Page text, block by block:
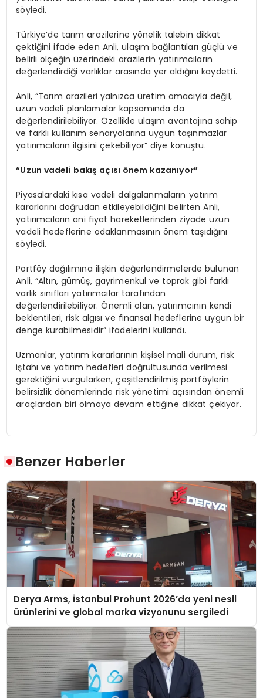
söyledi.
Türkiye’de tarım arazilerine yönelik talebin dikkat
çektiğini ifade eden Anli, ulaşım bağlantıları güçlü ve
belirli ölçeğin üzerindeki arazilerin yatırımcıların
değerlendirdiği varlıklar arasında yer aldığını kaydetti.
Anli, “Tarım arazileri yalnızca üretim amacıyla değil,
uzun vadeli planlamalar kapsamında da
değerlendirilebiliyor. Özellikle ulaşım avantajına sahip
ve farklı kullanım senaryolarına uygun taşınmazlar
yatırımcıların ilgisini çekebiliyor” diye konuştu.
“Uzun vadeli bakış açısı önem kazanıyor”
Piyasalardaki kısa vadeli dalgalanmaların yatırım
kararlarını doğrudan etkileyebildiğini belirten Anli,
yatırımcıların ani fiyat hareketlerinden ziyade uzun
vadeli hedeflerine odaklanmasının önem taşıdığını
söyledi.
Portföy dağılımına ilişkin değerlendirmelerde bulunan
Anli, “Altın, gümüş, gayrimenkul ve toprak gibi farklı
varlık sınıfları yatırımcılar tarafından
değerlendirilebiliyor. Önemli olan, yatırımcının kendi
beklentileri, risk algısı ve finansal hedeflerine uygun bir
denge kurabilmesidir” ifadelerini kullandı.
Uzmanlar, yatırım kararlarının kişisel mali durum, risk
iştahı ve yatırım hedefleri doğrultusunda verilmesi
gerektiğini vurgularken, çeşitlendirilmiş portföylerin
belirsizlik dönemlerinde risk yönetimi açısından önemli
araçlardan biri olmaya devam ettiğine dikkat çekiyor.
Benzer Haberler
Derya Arms, İstanbul Prohunt 2026’da yeni nesil
ürünlerini ve global marka vizyonunu sergiledi